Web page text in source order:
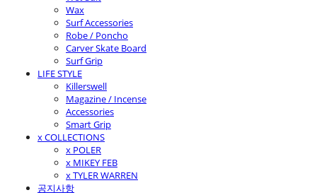
Wax
Surf Accessories
Robe / Poncho
Carver Skate Board
Surf Grip
LIFE STYLE
Killerswell
Magazine / Incense
Accessories
Smart Grip
x COLLECTIONS
x POLER
x MIKEY FEB
x TYLER WARREN
공지사항